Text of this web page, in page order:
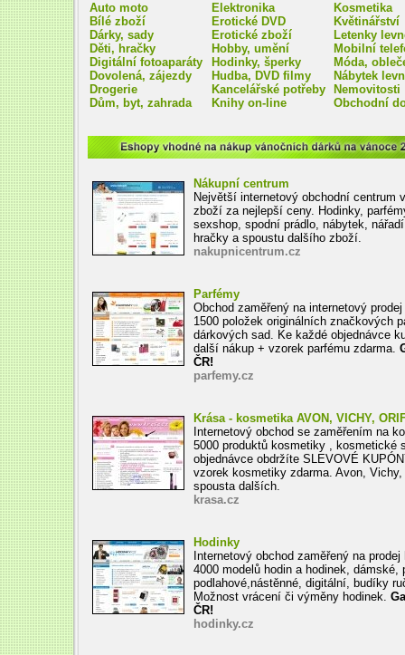
Auto moto
Bílé zboží
Dárky, sady
Děti, hračky
Digitální fotoaparáty
Dovolená, zájezdy
Drogerie
Dům, byt, zahrada
Elektronika
Erotické DVD
Erotické zboží
Hobby, umění
Hodinky, šperky
Hudba, DVD filmy
Kancelářské potřeby
Knihy on-line
Kosmetika
Květinářství
Letenky
Mobilní
Móda,
Nábytek
Nemovitosti
Obchodní
Eshopy vhodné na nákup vánočních dárků na
Nákupní centrum
Největší internetový obchodní centrum
zboží za nejlepší ceny. Hodinky,
sexshop, spodní prádlo, nábytek,
hračky a spoustu dalšího zboží.
nakupnicentrum.cz
Parfémy
Obchod zaměřený na internetový
1500 položek originálních značkových
dárkových sad. Ke každé objednávce
další nákup + vzorek parfému zdarma.
ČR!
parfemy.cz
Krása - kosmetika AVON, VICHY,
Internetový obchod se zaměřením na
5000 produktů kosmetiky , kosmetické
objednávce obdržíte SLEVOVÉ
vzorek kosmetiky zdarma. Avon,
spousta dalších.
krasa.cz
Hodinky
Internetový obchod zaměřený na
4000 modelů hodin a hodinek, dámské,
podlahové,nástěnné, digitální, budíky
Možnost vrácení či výměny hodinek.
ČR!
hodinky.cz